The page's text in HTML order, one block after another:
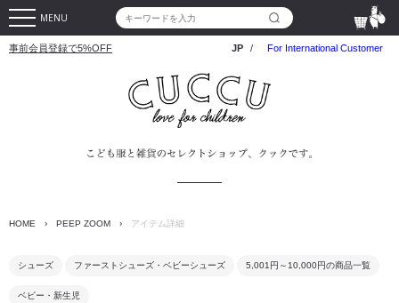
MENU
事前会員登録で5%OFF JP / For International Customer
HOME › PEEP ZOOM › アイテム詳細
シューズ ファーストシューズ・ベビーシューズ 5,001円～10,000円の商品一覧
ベビー・新生児